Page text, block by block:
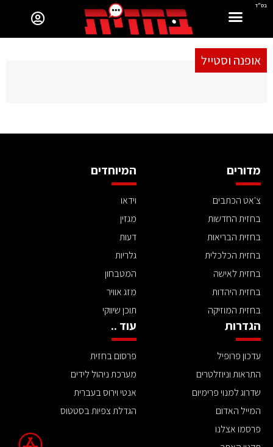
בס"ד
אופנה וסטייל
מדורים
צ'אט הכתבים
בחזית החדשות
בחזית הבריאות
בחזית הכלכלית
בחזית לאישה
בחזית היהדות
בחזית המוזיקה
המיוחדים
וידאו
מגזין
דעות
גלריות
המטבחון
מזג אוויר
תוכן שיווקי
הגדרות
עדכון פרופיל
התראות וניוזלטרים
שדרוג למנוי פרימיום
המייל האדום
פרסמו אצלנו
עוד ..
פרסום בחזית
מערכת ניהול לידים
אנטי וירוס בעברית
הגדלת צפיות בסטטוס